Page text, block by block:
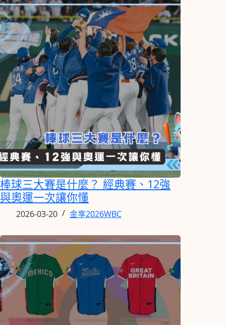
棒球三大賽是什麼？ 經典賽、12強
與奧運一次讓你懂
2026-03-20 金享2026WBC